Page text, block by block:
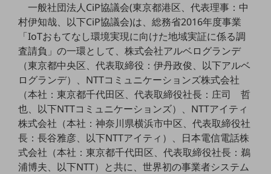
DXに関する課題を解決する
サービス・ソリューションをご紹介
カテゴリーで探す
カテゴリーで探すTOP
ネットワーク・モバイル
クラウド・データセンター
電話・映像コミュニケーション
セキュリティ
一般社団法人CiP協議会(東京都港区、代表理事：中
村伊知哉、以下CiP協議会)は、総務省2016年度事業
「IoTおもてなし環境実現に向けた地域実証に係る調
査請負」の一環として、株式会社アルベログランデ
（東京都中央区、代表取締役：伊丹政俊、以下アルベ
ログランデ）、NTTコミュニケーションズ株式会社
（本社：東京都千代田区、代表取締役社長：庄司 哲
也、以下NTTコミュニケーションズ）、NTTアイティ
株式会社（本社：神奈川県横浜市中区、代表取締役社
長：長谷雅彦、以下NTTアイティ）、日本電信電話株
式会社（本社：東京都千代田区、代表取締役社長：鵜
浦博夫、以下NTT）と共に、世界初の事業者システム